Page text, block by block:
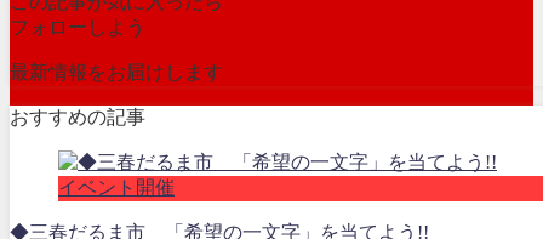
フォローしよう
最新情報をお届けします
おすすめの記事
イベント開催
◆三春だるま市 「希望の一文字」を当てよう!!